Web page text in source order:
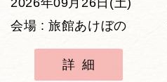
会場 : 旅館あけぼの
詳細